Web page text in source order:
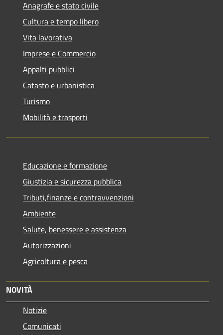
Anagrafe e stato civile
Cultura e tempo libero
Vita lavorativa
Imprese e Commercio
Appalti pubblici
Catasto e urbanistica
Turismo
Mobilità e trasporti
Educazione e formazione
Giustizia e sicurezza pubblica
Tributi,finanze e contravvenzioni
Ambiente
Salute, benessere e assistenza
Autorizzazioni
Agricoltura e pesca
NOVITÀ
Notizie
Comunicati